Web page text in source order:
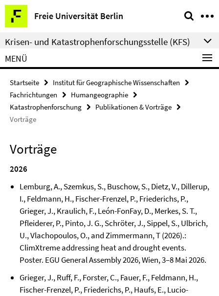
Springe
direkt
zu
Inhalt
Freie Universität Berlin
Service-
Navigation
Krisen- und Katastrophenforschungsstelle (KFS)
MENÜ
Startseite
Institut für Geographische Wissenschaften
Fachrichtungen
Humangeographie
Katastrophenforschung
Publikationen & Vorträge
Vorträge
Vorträge
2026
Lemburg, A., Szemkus, S., Buschow, S., Dietz, V., Dillerup,
I., Feldmann, H., Fischer-Frenzel, P., Friederichs, P.,
Grieger, J., Kraulich, F., León-FonFay, D., Merkes, S. T.,
Pfleiderer, P., Pinto, J. G., Schröter, J., Sippel, S., Ulbrich,
U., Vlachopoulos, O., and Zimmermann, T (2026).:
ClimXtreme addressing heat and drought events.
Poster. EGU General Assembly 2026, Wien, 3–8 Mai 2026.
Grieger, J., Ruff, F., Forster, C., Fauer, F., Feldmann, H.,
Fischer-Frenzel, P., Friederichs, P., Haufs, E., Lucio-